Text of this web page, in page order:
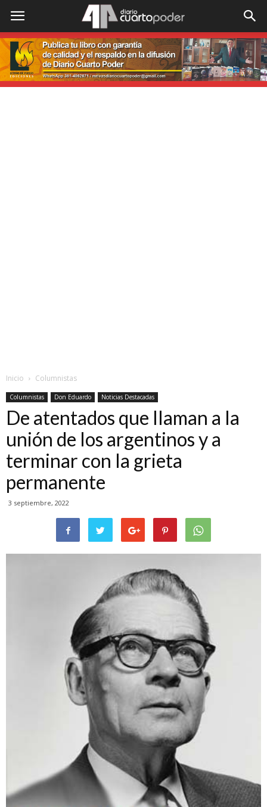
Inicio Columnistas
Columnistas Don Eduardo Noticias Destacadas
De atentados que llaman a la
unión de los argentinos y a
terminar con la grieta
permanente
3 septiembre, 2022